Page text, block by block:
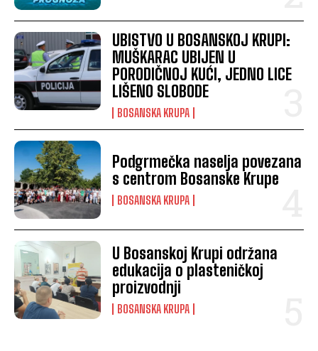
UBISTVO U BOSANSKOJ KRUPI:
MUŠKARAC UBIJEN U
PORODIČNOJ KUĆI, JEDNO LICE
LIŠENO SLOBODE
BOSANSKA KRUPA
Podgrmečka naselja povezana
s centrom Bosanske Krupe
BOSANSKA KRUPA
U Bosanskoj Krupi održana
edukacija o plasteničkoj
proizvodnji
BOSANSKA KRUPA